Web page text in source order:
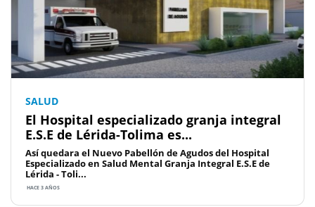
SALUD
El Hospital especializado granja integral
E.S.E de Lérida-Tolima es...
Así quedara el Nuevo Pabellón de Agudos del Hospital
Especializado en Salud Mental Granja Integral E.S.E de
Lérida - Toli...
HACE 3 AÑOS